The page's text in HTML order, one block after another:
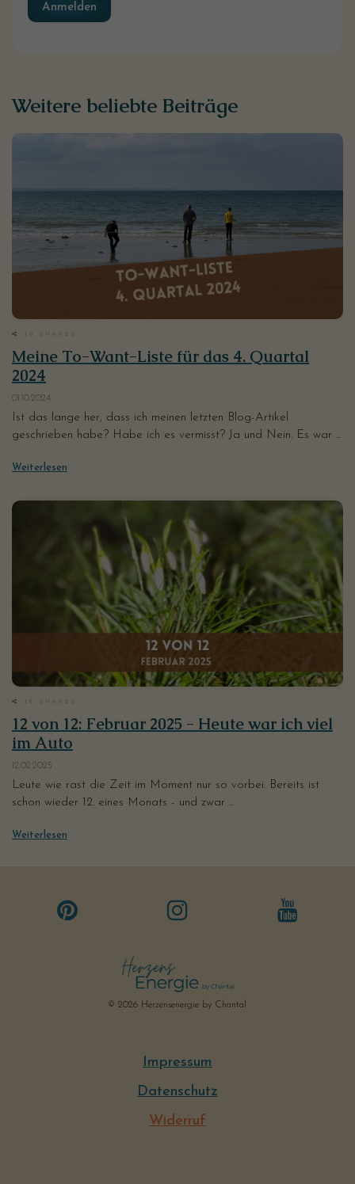
Anmelden
Weitere beliebte Beiträge
19 SHARES
Meine To-Want-Liste für das 4. Quartal
2024
01.10.2024
Ist das lange her, dass ich meinen letzten Blog-Artikel
geschrieben habe? Habe ich es vermisst? Ja und Nein. Es war ...
Weiterlesen
18 SHARES
12 von 12: Februar 2025 - Heute war ich viel
im Auto
12.02.2025
Leute wie rast die Zeit im Moment nur so vorbei. Bereits ist
schon wieder 12. eines Monats - und zwar ...
Weiterlesen
© 2026 Herzensenergie by Chantal
Impressum
Datenschutz
Widerruf